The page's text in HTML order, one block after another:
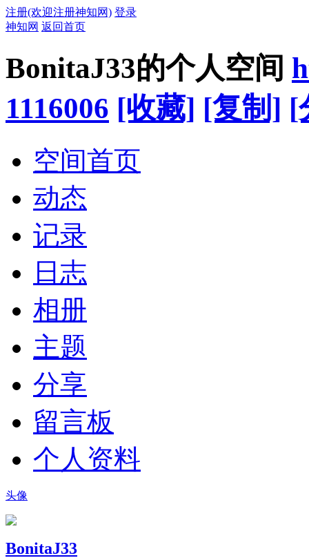
注册(欢迎注册神知网) 登录
神知网 返回首页
BonitaJ33的个人空间
1116006 [收藏] [复制] [
空间首页
动态
记录
日志
相册
主题
分享
留言板
个人资料
头像
BonitaJ33